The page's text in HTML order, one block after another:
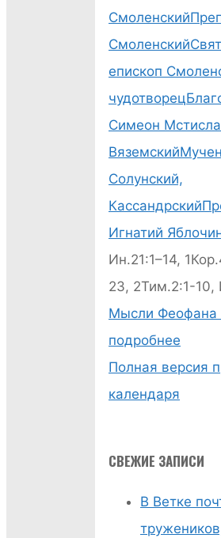
2026-06-024
Божественная
литургия-28
2026-06-024
Божественная
литургия-30
литургия-33
Смоленский
Смоленский
епископ
чудотворец
Симеон
Вяземский
Солунский,
Кассандрский
Игнатий
Ин.21:1–14,
23, 2Тим.2:1-10,
Мысли Феофана
подробнее
Полная версия
календаря
СВЕЖИЕ ЗАПИСИ
В Ветке